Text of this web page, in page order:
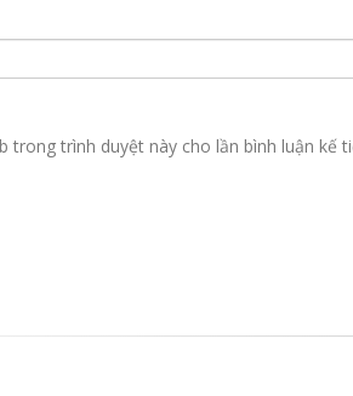
trong trình duyệt này cho lần bình luận kế